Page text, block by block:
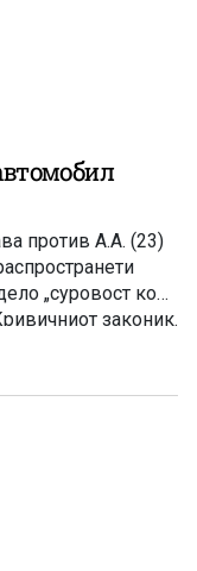
против А.А. (23)
„суровост кон
законик.
на
за возило во